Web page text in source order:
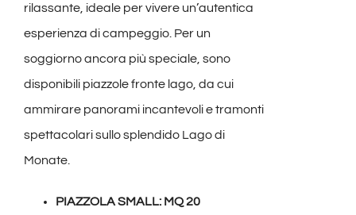
rilassante, ideale per vivere un’autentica
esperienza di campeggio. Per un
soggiorno ancora più speciale, sono
disponibili piazzole fronte lago, da cui
ammirare panorami incantevoli e tramonti
spettacolari sullo splendido Lago di
Monate.
PIAZZOLA SMALL: MQ 20